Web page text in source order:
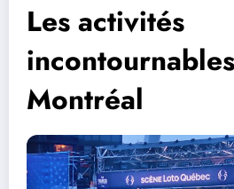
Les activités
Montréal